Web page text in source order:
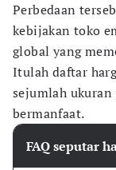
Perbedaan
kebijakan toko
global yang
Itulah daftar
sejumlah ukuran
bermanfaat.
FAQ seputar